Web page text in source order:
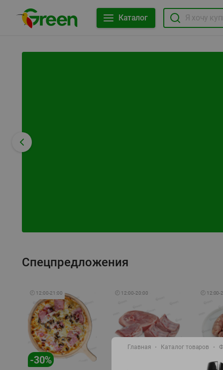
Каталог
Спецпредложения
🕘 12:00-21:00
-30%
🕘 12:00-20:00 🕘 12:00-
17%
Главная Каталог товаров